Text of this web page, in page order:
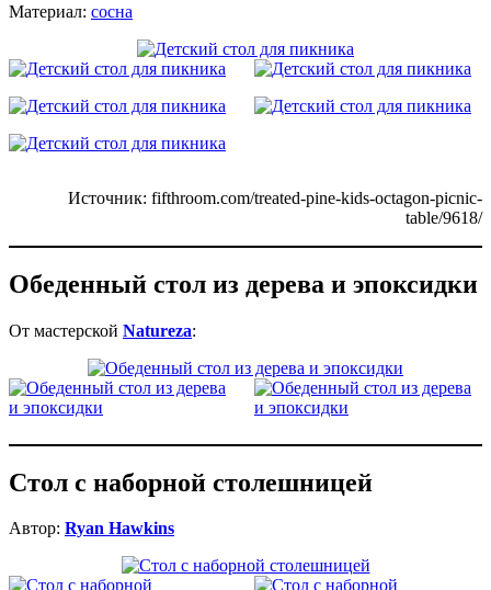
Материал: сосна
Источник: fifthroom.com/treated-pine-kids-octagon-picnic-
table/9618/
Обеденный стол из дерева и эпоксидки
От мастерской Natureza:
Стол с наборной столешницей
Автор: Ryan Hawkins